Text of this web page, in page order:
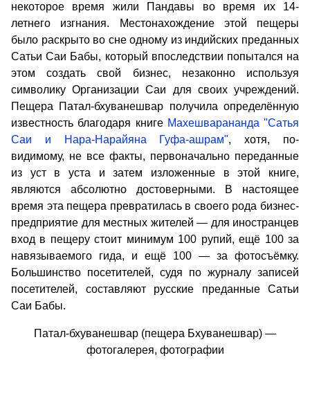
некоторое время жили Пандавы во время их 14-
летнего изгнания. Местонахождение этой пещеры
было раскрыто во сне одному из индийских преданных
Сатьи Саи Бабы, который впоследствии попытался на
этом создать свой бизнес, незаконно используя
символику Организации Саи для своих учреждений.
Пещера Патал-бхуванешвар получила определённую
известность благодаря книге Махешварананда "Сатья
Саи и Нара-Нарайяна Гуфа-ашрам", хотя, по-
видимому, не все факты, первоначально переданные
из уст в уста и затем изложенные в этой книге,
являются абсолютно достоверными. В настоящее
время эта пещера превратилась в своего рода бизнес-
предприятие для местных жителей — для иностранцев
вход в пещеру стоит минимум 100 рупий, ещё 100 за
навязываемого гида, и ещё 100 — за фотосъёмку.
Большинство посетителей, судя по журналу записей
посетителей, составляют русские преданные Сатьи
Саи Бабы.
Патал-бхуванешвар (пещера Бхуванешвар) —
фотогалерея, фотографии